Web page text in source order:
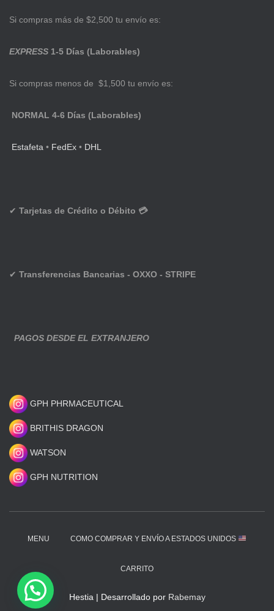
Si compras más de $2,500 tu envío es:
EXPRESS 1-5 Días (Laborables)
Si compras menos de $1,500 tu envío es:
NORMAL 4-6 Días (Laborables)
Estafeta • FedEx • DHL
✔ Tarjetas de Crédito o Débito 💳
✔ Transferencias Bancarias - OXXO - STRIPE
PAGOS DESDE EL EXTRANJERO
GPH PHRMACEUTICAL
BRITHIS DRAGON
WATSON
GPH NUTRITION
MENU COMO COMPRAR Y ENVÍO A ESTADOS UNIDOS
CARRITO
Hestia | Desarrollado por Rabemay